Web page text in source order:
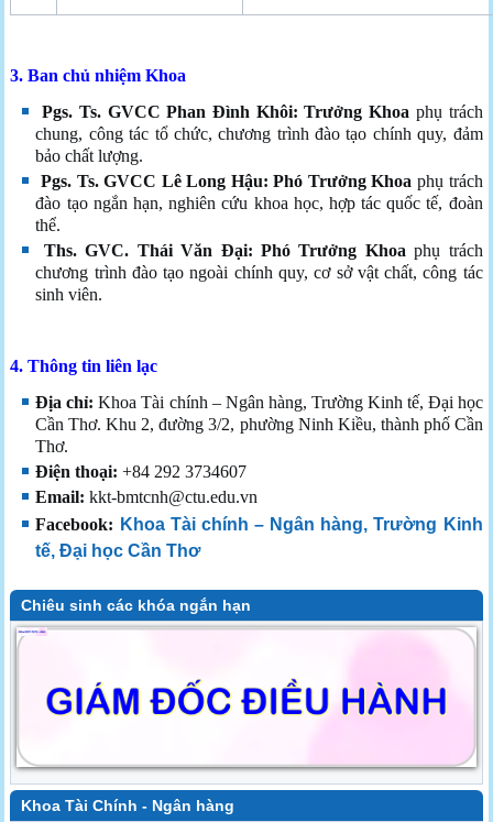
3.Ban chủ nhiệm Khoa
Pgs. Ts.GVCC Phan Đình Khôi: Trưởng Khoa phụ trách
chung, công tác tổ chức, chương trình đào tạo chính quy, đảm
bảo chất lượng.
Pgs. Ts. GVCC Lê Long Hậu: Phó Trưởng Khoa phụ trách
đào tạo ngắn hạn, nghiên cứu khoa học, hợp tác quốc tế, đoàn
thể.
Ths. GVC. Thái Văn Đại: Phó Trưởng Khoa phụ trách
chương trình đào tạo ngoài chính quy, cơ sở vật chất, công tác
sinh viên.
4. Thông tin liên lạc
Địa chỉ: Khoa Tài chính – Ngân hàng, Trường Kinh tế, Đại học
Cần Thơ. Khu 2, đường 3/2, phường Ninh Kiều, thành phố Cần
Thơ.
Điện thoại: +84 292 3734607
Email: kkt-bmtcnh@ctu.edu.vn
Facebook: Khoa Tài chính – Ngân hàng, Trường Kinh
tế, Đại học Cần Thơ
Chiêu sinh các khóa ngắn hạn
Khoa Tài Chính - Ngân hàng